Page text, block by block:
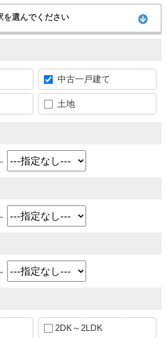
を選んでください
中古一戸建て
土地
2DK～2LDK